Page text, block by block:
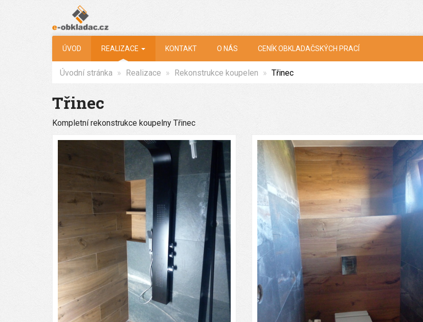
ÚVOD REALIZACE KONTAKT O NÁS CENÍK OBKLADAČSKÝCH PRACÍ
Úvodní stránka Realizace Rekonstrukce koupelen Třinec
Třinec
Kompletní rekonstrukce koupelny Třinec